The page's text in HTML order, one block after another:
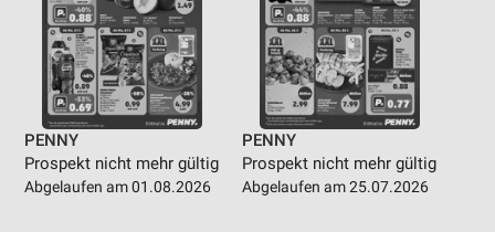
PENNY
Prospekt nicht mehr gültig
Abgelaufen am 01.08.2026
PENNY
Prospekt nicht mehr gültig
Abgelaufen am 25.07.2026